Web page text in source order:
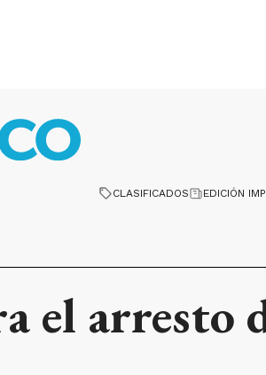
CLASIFICADOS EDICIÓN
el arresto